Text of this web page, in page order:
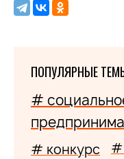
ПОПУЛЯРНЫЕ
#
# конкурс #